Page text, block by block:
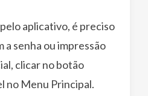
aplicativo, é preciso
a senha ou impressão
clicar no botão
no Menu Principal.